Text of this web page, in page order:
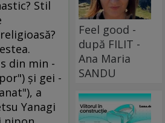
Stil
din min -
şi gei -
a
Yanagi
Feel good -
după FILIT -
Ana Maria
SANDU